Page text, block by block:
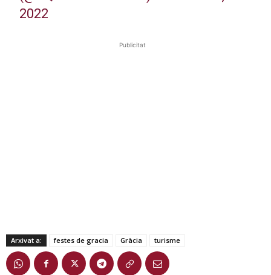
2022
Publicitat
Arxivat a: festes de gracia Gràcia turisme